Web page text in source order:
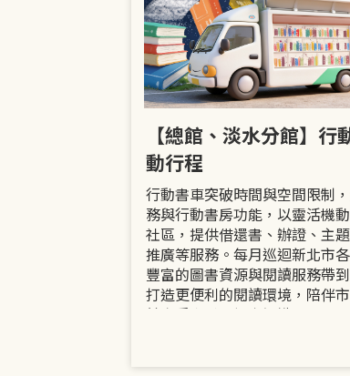
【總館、淡水分館】行
動行程
行動書車突破時間與空間限制
務與行動書房功能，以靈活機
社區，提供借還書、辦證、主
推廣等服務。每月巡迴新北市
豐富的圖書資源與閱讀服務帶到
打造更便利的閱讀環境，陪伴